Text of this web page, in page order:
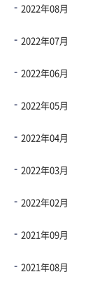
2022年08月
2022年07月
2022年06月
2022年05月
2022年04月
2022年03月
2022年02月
2021年09月
2021年08月